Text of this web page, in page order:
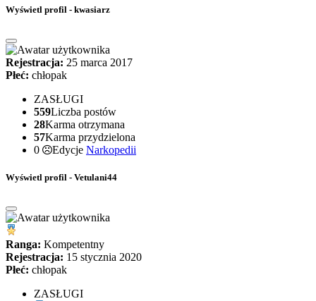
Wyświetl profil - kwasiarz
Rejestracja: 25 marca 2017
Płeć: chłopak
ZASŁUGI
559Liczba postów
28Karma otrzymana
57Karma przydzielona
0
Edycje Narkopedii
Wyświetl profil - Vetulani44
Ranga: Kompetentny
Rejestracja: 15 stycznia 2020
Płeć: chłopak
ZASŁUGI